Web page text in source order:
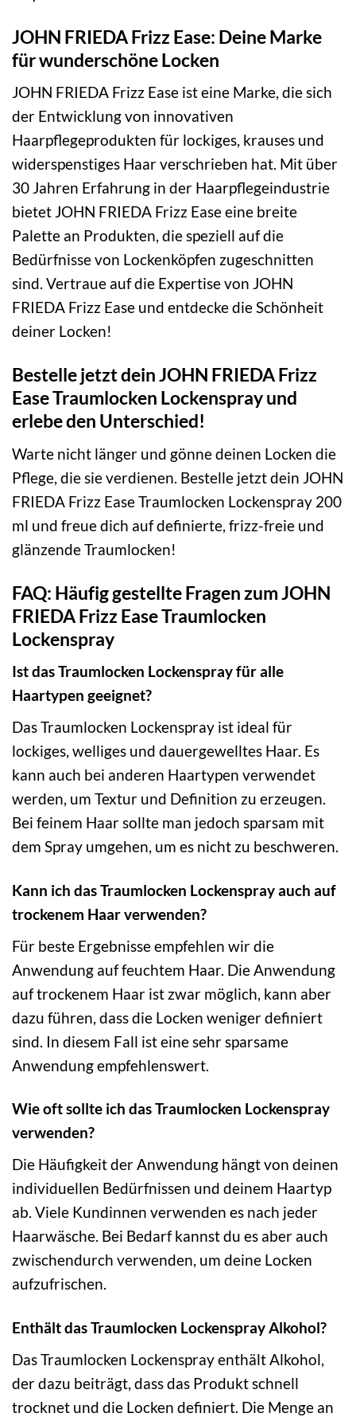
JOHN FRIEDA Frizz Ease: Deine Marke
für wunderschöne Locken
JOHN FRIEDA Frizz Ease ist eine Marke, die sich
der Entwicklung von innovativen
Haarpflegeprodukten für lockiges, krauses und
widerspenstiges Haar verschrieben hat. Mit über
30 Jahren Erfahrung in der Haarpflegeindustrie
bietet JOHN FRIEDA Frizz Ease eine breite
Palette an Produkten, die speziell auf die
Bedürfnisse von Lockenköpfen zugeschnitten
sind. Vertraue auf die Expertise von JOHN
FRIEDA Frizz Ease und entdecke die Schönheit
deiner Locken!
Bestelle jetzt dein JOHN FRIEDA Frizz
Ease Traumlocken Lockenspray und
erlebe den Unterschied!
Warte nicht länger und gönne deinen Locken die
Pflege, die sie verdienen. Bestelle jetzt dein JOHN
FRIEDA Frizz Ease Traumlocken Lockenspray 200
ml und freue dich auf definierte, frizz-freie und
glänzende Traumlocken!
FAQ: Häufig gestellte Fragen zum JOHN
FRIEDA Frizz Ease Traumlocken
Lockenspray
Ist das Traumlocken Lockenspray für alle
Haartypen geeignet?
Das Traumlocken Lockenspray ist ideal für
lockiges, welliges und dauergewelltes Haar. Es
kann auch bei anderen Haartypen verwendet
werden, um Textur und Definition zu erzeugen.
Bei feinem Haar sollte man jedoch sparsam mit
dem Spray umgehen, um es nicht zu beschweren.
Kann ich das Traumlocken Lockenspray auch auf
trockenem Haar verwenden?
Für beste Ergebnisse empfehlen wir die
Anwendung auf feuchtem Haar. Die Anwendung
auf trockenem Haar ist zwar möglich, kann aber
dazu führen, dass die Locken weniger definiert
sind. In diesem Fall ist eine sehr sparsame
Anwendung empfehlenswert.
Wie oft sollte ich das Traumlocken Lockenspray
verwenden?
Die Häufigkeit der Anwendung hängt von deinen
individuellen Bedürfnissen und deinem Haartyp
ab. Viele Kundinnen verwenden es nach jeder
Haarwäsche. Bei Bedarf kannst du es aber auch
zwischendurch verwenden, um deine Locken
aufzufrischen.
Enthält das Traumlocken Lockenspray Alkohol?
Das Traumlocken Lockenspray enthält Alkohol,
der dazu beiträgt, dass das Produkt schnell
trocknet und die Locken definiert. Die Menge an